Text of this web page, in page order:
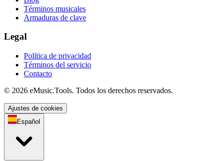
Términos musicales
Armaduras de clave
Legal
Política de privacidad
Términos del servicio
Contacto
© 2026 eMusic.Tools. Todos los derechos reservados.
Ajustes de cookies
Español